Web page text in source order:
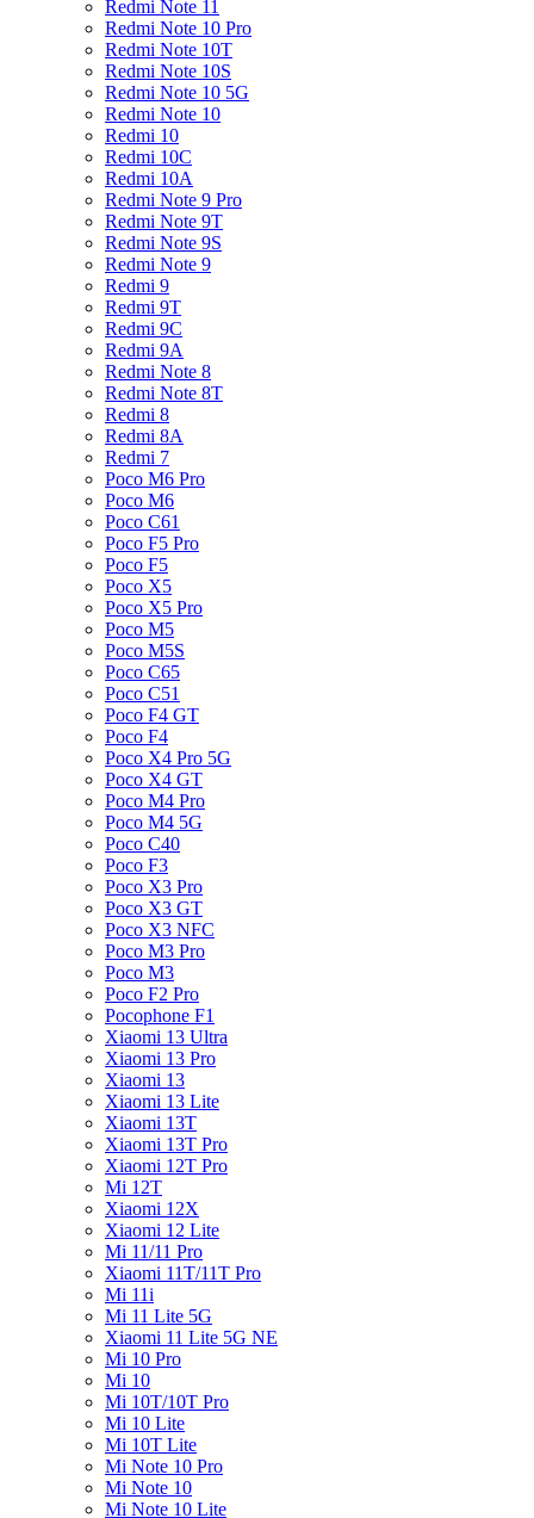
Redmi Note 11
Redmi Note 10 Pro
Redmi Note 10T
Redmi Note 10S
Redmi Note 10 5G
Redmi Note 10
Redmi 10
Redmi 10C
Redmi 10A
Redmi Note 9 Pro
Redmi Note 9T
Redmi Note 9S
Redmi Note 9
Redmi 9
Redmi 9T
Redmi 9C
Redmi 9A
Redmi Note 8
Redmi Note 8T
Redmi 8
Redmi 8A
Redmi 7
Poco M6 Pro
Poco M6
Poco C61
Poco F5 Pro
Poco F5
Poco X5
Poco X5 Pro
Poco M5
Poco M5S
Poco C65
Poco C51
Poco F4 GT
Poco F4
Poco X4 Pro 5G
Poco X4 GT
Poco M4 Pro
Poco M4 5G
Poco C40
Poco F3
Poco X3 Pro
Poco X3 GT
Poco X3 NFC
Poco M3 Pro
Poco M3
Poco F2 Pro
Pocophone F1
Xiaomi 13 Ultra
Xiaomi 13 Pro
Xiaomi 13
Xiaomi 13 Lite
Xiaomi 13T
Xiaomi 13T Pro
Xiaomi 12T Pro
Mi 12T
Xiaomi 12X
Xiaomi 12 Lite
Mi 11/11 Pro
Xiaomi 11T/11T Pro
Mi 11i
Mi 11 Lite 5G
Xiaomi 11 Lite 5G NE
Mi 10 Pro
Mi 10
Mi 10T/10T Pro
Mi 10 Lite
Mi 10T Lite
Mi Note 10 Pro
Mi Note 10
Mi Note 10 Lite